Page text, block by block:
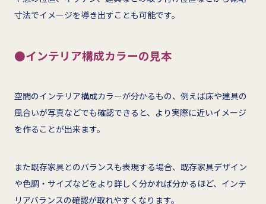
寸法でイメージを導き出すことも可能です。
●インテリア構成カラーの見本
空間のインテリア構成カラーが分かるもの、例えば床や建具の
風合いが写真などでも確認できると、より実際に近いイメージ
を作ることが出来ます。
また既存家具とのバランスも表現する場合、既存家具デザイン
や色調・サイズなどをより詳しく分かれば分かるほど、インテ
リアバランスの確認が取れやすくなります。